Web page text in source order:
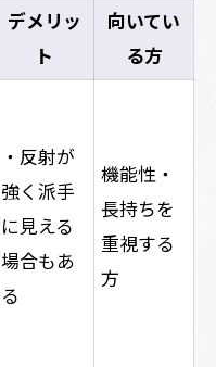
デメリッ
ト
向いてい
る方
・反射が
強く派手
に見える
場合もあ
る
機能性・
長持ちを
重視する
方